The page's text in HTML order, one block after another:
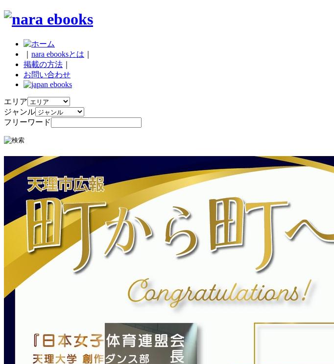
nara ebooksとは
掲載の方法
お問い合わせ
エリア
ジャンル
フリーワード